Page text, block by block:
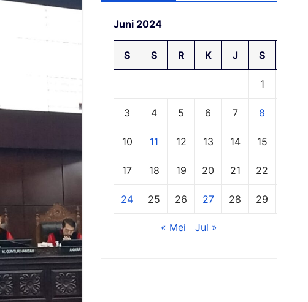
Juni 2024
S S R K J S
1
3 4 5 6 7 8
10 11 12 13 14 15
17 18 19 20 21 22
24 25 26 27 28 29
« Mei Jul »